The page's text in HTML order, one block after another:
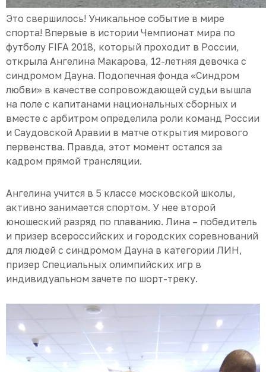
Это свершилось! Уникальное событие в мире
спорта! Впервые в истории Чемпионат мира по
футболу FIFA 2018, который проходит в России,
открыла Ангелина Макарова, 12-летняя девочка с
синдромом Дауна. Подопечная фонда «Синдром
любви» в качестве сопровождающей судьи вышла
на поле с капитанами национальных сборных и
вместе с арбитром определила роли команд России
и Саудовской Аравии в матче открытия мирового
первенства. Правда, этот момент остался за
кадром прямой трансляции.
Ангелина учится в 5 классе московской школы,
активно занимается спортом. У нее второй
юношеский разряд по плаванию. Лина – победитель
и призер всероссийских и городских соревнований
для людей с синдромом Дауна в категории ЛИН,
призер Специальных олимпийских игр в
индивидуальном зачете по шорт-треку.